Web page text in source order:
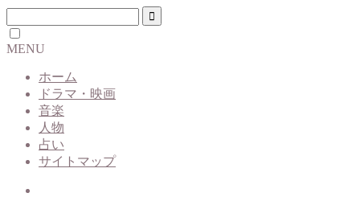
MENU
ホーム
ドラマ・映画
音楽
人物
占い
サイトマップ